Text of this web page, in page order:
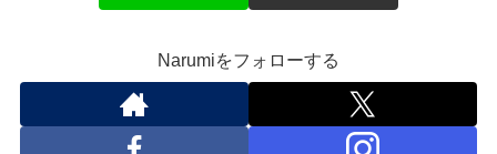
Narumiをフォローする